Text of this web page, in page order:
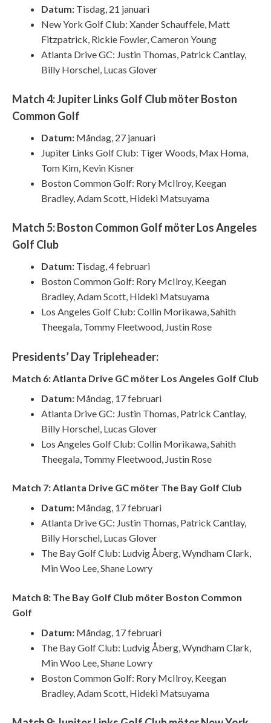
Datum: Tisdag, 21 januari
New York Golf Club: Xander Schauffele, Matt
Fitzpatrick, Rickie Fowler, Cameron Young
Atlanta Drive GC: Justin Thomas, Patrick Cantlay,
Billy Horschel, Lucas Glover
Match 4: Jupiter Links Golf Club möter Boston
Common Golf
Datum: Måndag, 27 januari
Jupiter Links Golf Club: Tiger Woods, Max Homa,
Tom Kim, Kevin Kisner
Boston Common Golf: Rory McIlroy, Keegan
Bradley, Adam Scott, Hideki Matsuyama
Match 5: Boston Common Golf möter Los Angeles
Golf Club
Datum: Tisdag, 4 februari
Boston Common Golf: Rory McIlroy, Keegan
Bradley, Adam Scott, Hideki Matsuyama
Los Angeles Golf Club: Collin Morikawa, Sahith
Theegala, Tommy Fleetwood, Justin Rose
Presidents’ Day Tripleheader:
Match 6: Atlanta Drive GC möter Los Angeles Golf Club
Datum: Måndag, 17 februari
Atlanta Drive GC: Justin Thomas, Patrick Cantlay,
Billy Horschel, Lucas Glover
Los Angeles Golf Club: Collin Morikawa, Sahith
Theegala, Tommy Fleetwood, Justin Rose
Match 7: Atlanta Drive GC möter The Bay Golf Club
Datum: Måndag, 17 februari
Atlanta Drive GC: Justin Thomas, Patrick Cantlay,
Billy Horschel, Lucas Glover
The Bay Golf Club: Ludvig Åberg, Wyndham Clark,
Min Woo Lee, Shane Lowry
Match 8: The Bay Golf Club möter Boston Common
Golf
Datum: Måndag, 17 februari
The Bay Golf Club: Ludvig Åberg, Wyndham Clark,
Min Woo Lee, Shane Lowry
Boston Common Golf: Rory McIlroy, Keegan
Bradley, Adam Scott, Hideki Matsuyama